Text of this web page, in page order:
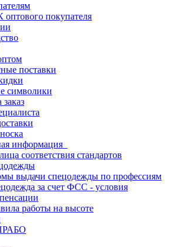
покупателя
поставки
символики
информация
соответствия стандартов
выдачи спецодежды по профессиям
за счет ФСС - условия
работы на высоте